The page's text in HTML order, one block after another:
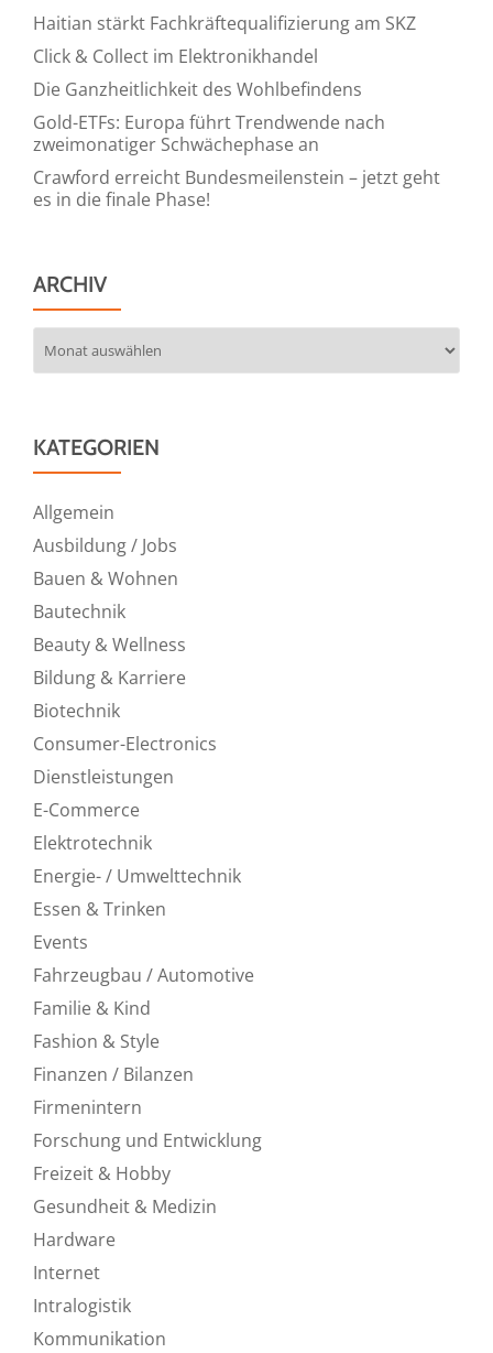
Haitian stärkt Fachkräftequalifizierung am SKZ
Click & Collect im Elektronikhandel
Die Ganzheitlichkeit des Wohlbefindens
Gold-ETFs: Europa führt Trendwende nach
zweimonatiger Schwächephase an
Crawford erreicht Bundesmeilenstein – jetzt geht
es in die finale Phase!
ARCHIV
KATEGORIEN
Allgemein
Ausbildung / Jobs
Bauen & Wohnen
Bautechnik
Beauty & Wellness
Bildung & Karriere
Biotechnik
Consumer-Electronics
Dienstleistungen
E-Commerce
Elektrotechnik
Energie- / Umwelttechnik
Essen & Trinken
Events
Fahrzeugbau / Automotive
Familie & Kind
Fashion & Style
Finanzen / Bilanzen
Firmenintern
Forschung und Entwicklung
Freizeit & Hobby
Gesundheit & Medizin
Hardware
Internet
Intralogistik
Kommunikation